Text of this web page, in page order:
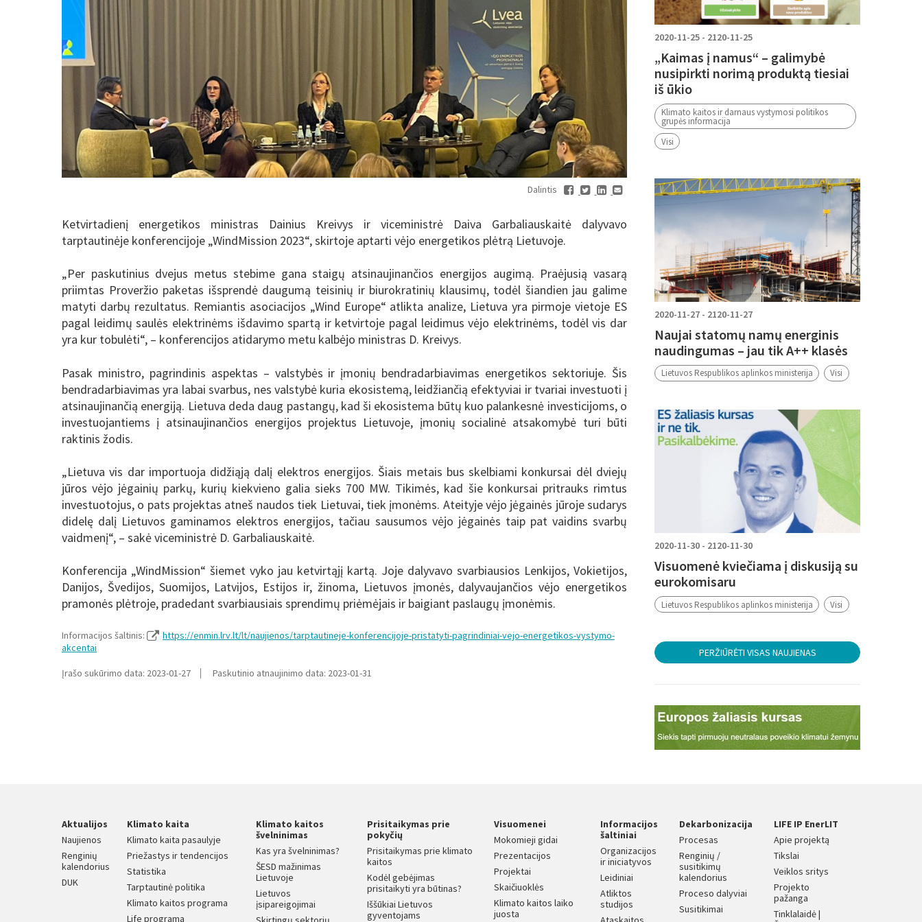
Dalintis
Ketvirtadienį energetikos ministras Dainius Kreivys ir viceministrė Daiva Garbaliauskaitė dalyvavo
tarptautinėje konferencijoje „WindMission 2023“, skirtoje aptarti vėjo energetikos plėtrą Lietuvoje.
„Per paskutinius dvejus metus stebime gana staigų atsinaujinančios energijos augimą. Praėjusią vasarą
priimtas Proveržio paketas išsprendė daugumą teisinių ir biurokratinių klausimų, todėl šiandien jau galime
matyti darbų rezultatus. Remiantis asociacijos „Wind Europe“ atlikta analize, Lietuva yra pirmoje vietoje ES
pagal leidimų saulės elektrinėms išdavimo spartą ir ketvirtoje pagal leidimus vėjo elektrinėms, todėl vis dar
yra kur tobulėti“, – konferencijos atidarymo metu kalbėjo ministras D. Kreivys.
Pasak ministro, pagrindinis aspektas – valstybės ir įmonių bendradarbiavimas energetikos sektoriuje. Šis
bendradarbiavimas yra labai svarbus, nes valstybė kuria ekosistemą, leidžiančią efektyviai ir tvariai investuoti į
atsinaujinančią energiją. Lietuva deda daug pastangų, kad ši ekosistema būtų kuo palankesnė investicijoms, o
investuojantiems į atsinaujinančios energijos projektus Lietuvoje, įmonių socialinė atsakomybė turi būti
raktinis žodis.
„Lietuva vis dar importuoja didžiąją dalį elektros energijos. Šiais metais bus skelbiami konkursai dėl dviejų
jūros vėjo jėgainių parkų, kurių kiekvieno galia sieks 700 MW. Tikimės, kad šie konkursai pritrauks rimtus
investuotojus, o pats projektas atneš naudos tiek Lietuvai, tiek įmonėms. Ateityje vėjo jėgainės jūroje sudarys
didelę dalį Lietuvos gaminamos elektros energijos, tačiau sausumos vėjo jėgainės taip pat vaidins svarbų
vaidmenį“, – sakė viceministrė D. Garbaliauskaitė.
Konferencija „WindMission“ šiemet vyko jau ketvirtąjį kartą. Joje dalyvavo svarbiausios Lenkijos, Vokietijos,
Danijos, Švedijos, Suomijos, Latvijos, Estijos ir, žinoma, Lietuvos įmonės, dalyvaujančios vėjo energetikos
pramonės plėtroje, pradedant svarbiausiais sprendimų priėmėjais ir baigiant paslaugų įmonėmis.
Informacijos šaltinis:
https://enmin.lrv.lt/lt/naujienos/tarptautineje-konferencijoje-pristatyti-pagrindiniai-vejo-energetikos-vystymo-
akcentai
Įrašo sukūrimo data: 2023-01-27 Paskutinio atnaujinimo data: 2023-01-31
2020-11-25 - 2120-11-25
„Kaimas į namus“ – galimybė
nusipirkti norimą produktą tiesiai
iš ūkio
Klimato kaitos ir darnaus vystymosi politikos
grupės informacija
Visi
2020-11-27 - 2120-11-27
Naujai statomų namų energinis
naudingumas – jau tik A++ klasės
Lietuvos Respublikos aplinkos ministerija Visi
2020-11-30 - 2120-11-30
Visuomenė kviečiama į diskusiją su
eurokomisaru
Lietuvos Respublikos aplinkos ministerija Visi
PERŽIŪRĖTI VISAS NAUJIENAS
Aktualijos
Naujienos
Renginių
kalendorius
DUK
Klimato kaita
Klimato kaita pasaulyje
Priežastys ir tendencijos
Statistika
Tarptautinė politika
Klimato kaitos programa
Life programa
Klimato kaitos
švelninimas
Kas yra švelninimas?
ŠESD mažinimas
Lietuvoje
Lietuvos
įsipareigojimai
Prisitaikymas prie
pokyčių
Prisitaikymas prie klimato
kaitos
Kodėl gebėjimas
prisitaikyti yra būtinas?
Iššūkiai Lietuvos
gyventojams
Visuomenei
Mokomieji gidai
Prezentacijos
Projektai
Skaičiuoklės
Klimato kaitos laiko
juosta
Informacijos
šaltiniai
Organizacijos
ir iniciatyvos
Leidiniai
Atliktos
studijos
Dekarbonizacija
Procesas
Renginių /
susitikimų
kalendorius
Proceso dalyviai
Susitikimai
LIFE IP EnerLIT
Apie projektą
Tikslai
Veiklos sritys
Projekto
pažanga
Tinklalaidė |